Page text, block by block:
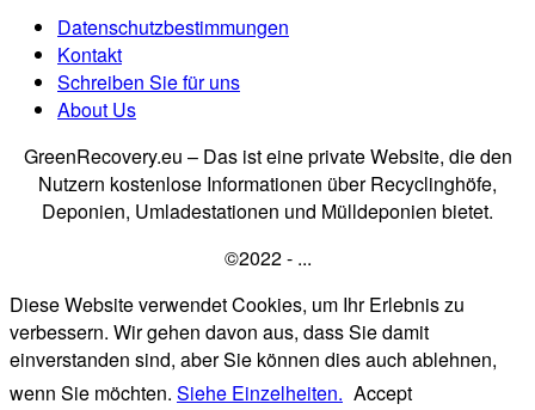
Datenschutzbestimmungen
Kontakt
Schreiben Sie für uns
About Us
GreenRecovery.eu – Das ist eine private Website, die den
Nutzern kostenlose Informationen über Recyclinghöfe,
Deponien, Umladestationen und Mülldeponien bietet.
©2022 - ...
Diese Website verwendet Cookies, um Ihr Erlebnis zu
verbessern. Wir gehen davon aus, dass Sie damit
einverstanden sind, aber Sie können dies auch ablehnen,
wenn Sie möchten. Siehe Einzelheiten. Accept